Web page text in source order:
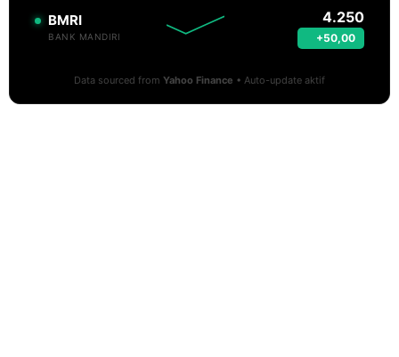
BMRI
BANK MANDIRI
4.250
+50,00
Data sourced from Yahoo Finance • Auto-update aktif